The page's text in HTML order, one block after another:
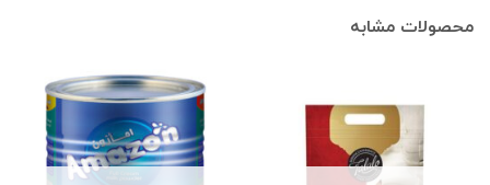
محصولات مشابه